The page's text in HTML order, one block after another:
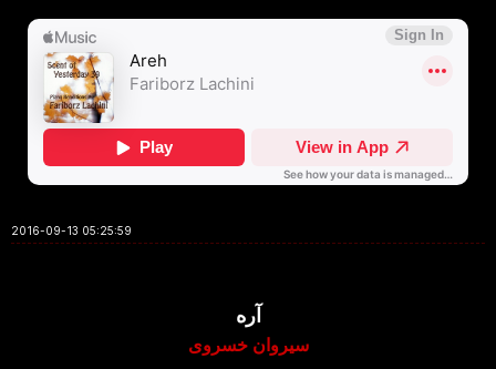
2016-09-13 05:25:59
آره
سیروان خسروی